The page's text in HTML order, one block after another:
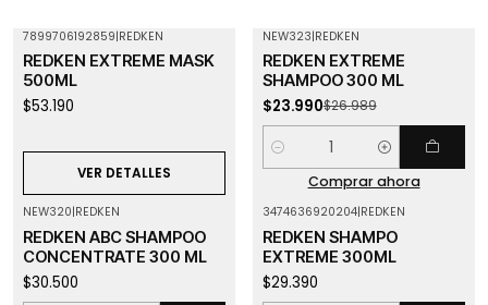
7899706192859|REDKEN
REDKEN EXTREME MASK
500ML
$53.190
VER DETALLES
NEW323|REDKEN
REDKEN EXTREME
SHAMPOO 300 ML
$23.990$26.989
Cantidad
Comprar ahora
NEW320|REDKEN
REDKEN ABC SHAMPOO
CONCENTRATE 300 ML
$30.500
3474636920204|REDKEN
REDKEN SHAMPO
EXTREME 300ML
$29.390